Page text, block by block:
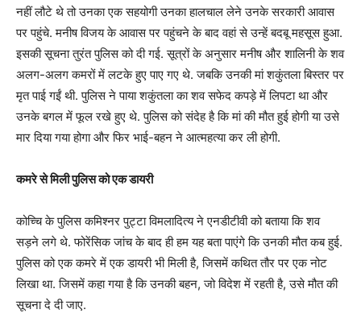
नहीं लौटे थे तो उनका एक सहयोगी उनका हालचाल लेने उनके सरकारी आवास
पर पहुंचे. मनीष विजय के आवास पर पहुंचने के बाद वहां से उन्हें बदबू महसूस हुआ.
इसकी सूचना तुरंत पुलिस को दी गई. सूत्रों के अनुसार मनीष और शालिनी के शव
अलग-अलग कमरों में लटके हुए पाए गए थे. जबकि उनकी मां शकुंतला बिस्तर पर
मृत पाई गईं थी. पुलिस ने पाया शकुंतला का शव सफेद कपड़े में लिपटा था और
उनके बगल में फूल रखे हुए थे. पुलिस को संदेह है कि मां की मौत हुई होगी या उसे
मार दिया गया होगा और फिर भाई-बहन ने आत्महत्या कर ली होगी.
कमरे से मिली पुलिस को एक डायरी
कोच्चि के पुलिस कमिश्नर पुट्टा विमलादित्य ने एनडीटीवी को बताया कि शव
सड़ने लगे थे. फोरेंसिक जांच के बाद ही हम यह बता पाएंगे कि उनकी मौत कब हुई.
पुलिस को एक कमरे में एक डायरी भी मिली है, जिसमें कथित तौर पर एक नोट
लिखा था. जिसमें कहा गया है कि उनकी बहन, जो विदेश में रहती है, उसे मौत की
सूचना दे दी जाए.